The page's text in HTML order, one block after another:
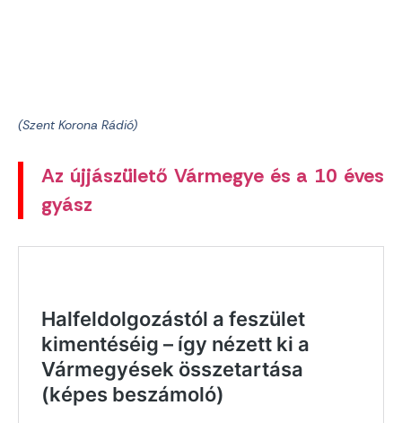
(Szent Korona Rádió)
Az újjászülető Vármegye és a 10 éves
gyász